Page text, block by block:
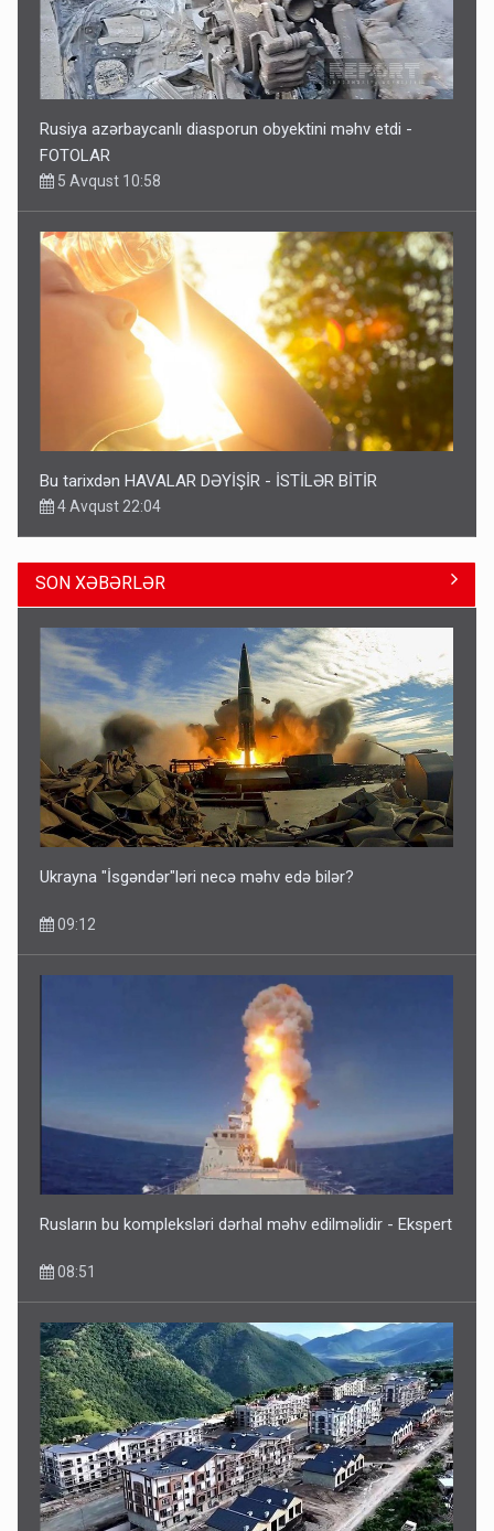
Rusiya azərbaycanlı diasporun obyektini məhv etdi -
FOTOLAR
5 Avqust 10:58
Bu tarixdən HAVALAR DƏYİŞİR - İSTİLƏR BİTİR
4 Avqust 22:04
ŞOK! David Seliverstov ölkədən qaçdı
6 Avqust 14:14
Bu ölkələrə şəxsiyyət vəsiqəsi ilə gedə biləcəksiniz -
6 Avqust 10:53
Ərdoğana sui-qəsd planının iştirakçısı detalları açıqladı
5 Avqust 16:56
SON XƏBƏRLƏR
Ukrayna "İsgəndər"ləri necə məhv edə bilər?
09:12
Rusların bu kompleksləri dərhal məhv edilməlidir - Ekspert
08:51